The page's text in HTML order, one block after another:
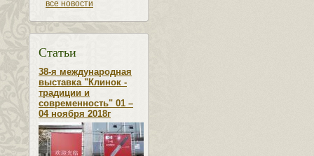
все новости
Статьи
38-я международная
выставка "Клинок -
традиции и
современность" 01 –
04 ноября 2018г